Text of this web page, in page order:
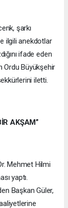
şarkı
ilgili anekdotlar
ifade eden
Ordu Büyükşehir
iletti.
AKŞAM”
Mehmet Hilmi
yaptı.
Başkan Güler,